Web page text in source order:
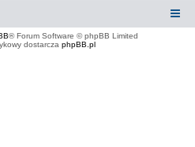
® Forum Software © phpBB Limited
dostarcza phpBB.pl